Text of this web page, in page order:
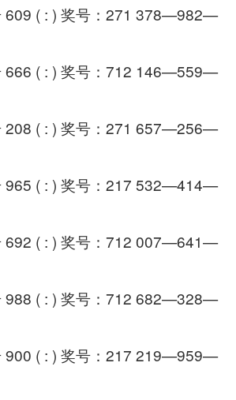
609 ( : ) 奖号：271 378—982—
666 ( : ) 奖号：712 146—559—
208 ( : ) 奖号：271 657—256—
965 ( : ) 奖号：217 532—414—
692 ( : ) 奖号：712 007—641—
988 ( : ) 奖号：712 682—328—
900 ( : ) 奖号：217 219—959—